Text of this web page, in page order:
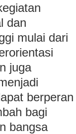
dan
mulai dari
juga
berperan
bagi
bangsa